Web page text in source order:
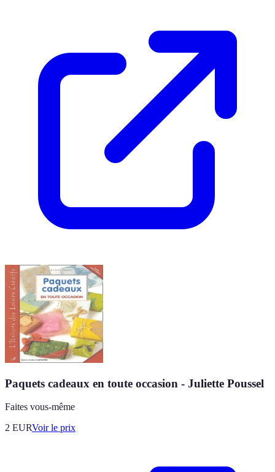
Paquets cadeaux en toute occasion - Juliette Poussel
Faites vous-même
2 EURVoir le prix